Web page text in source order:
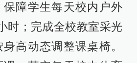
保障学生每天校内户外
时；完成全校教室采光
高动态调整课桌椅。